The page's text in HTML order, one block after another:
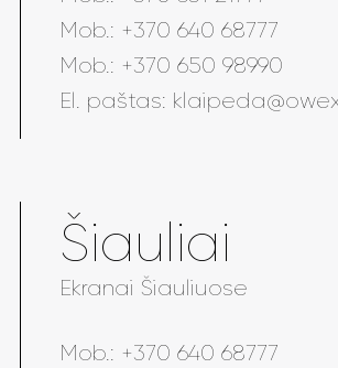
Mob.: +370 640 68777
Mob.: +370 650 98990
El. paštas:
Šiauliai
Ekranai Šiauliuose
Mob.: +370 640 68777